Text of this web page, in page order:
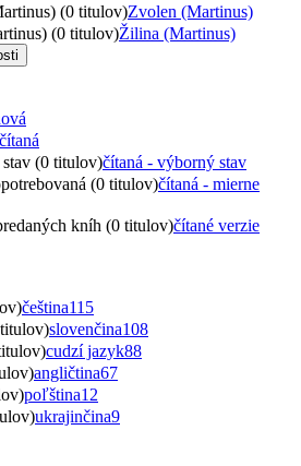
(0 titulov)Zvolen (Martinus)
(0 titulov)Žilina (Martinus)
čítaná
(0 titulov)čítaná - výborný stav
(0 titulov)čítaná - mierne
kníh (0 titulov)čítané verzie
čeština115
slovenčina108
cudzí jazyk88
angličtina67
poľština12
ukrajinčina9